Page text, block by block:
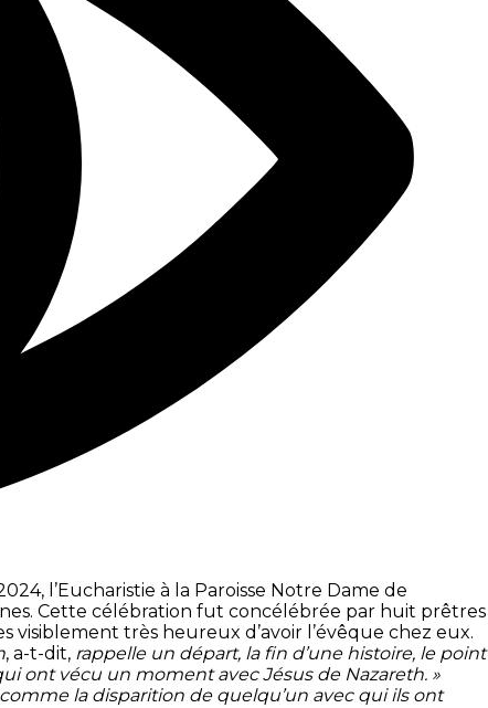
l’Eucharistie à la Paroisse Notre Dame de
Cette célébration fut concélébrée par huit prêtres
visiblement très heureux d’avoir l’évêque chez eux.
, a-t-dit, rappelle un départ, la fin d’une histoire, le point
ont vécu un moment avec Jésus de Nazareth. »
la disparition de quelqu’un avec qui ils ont